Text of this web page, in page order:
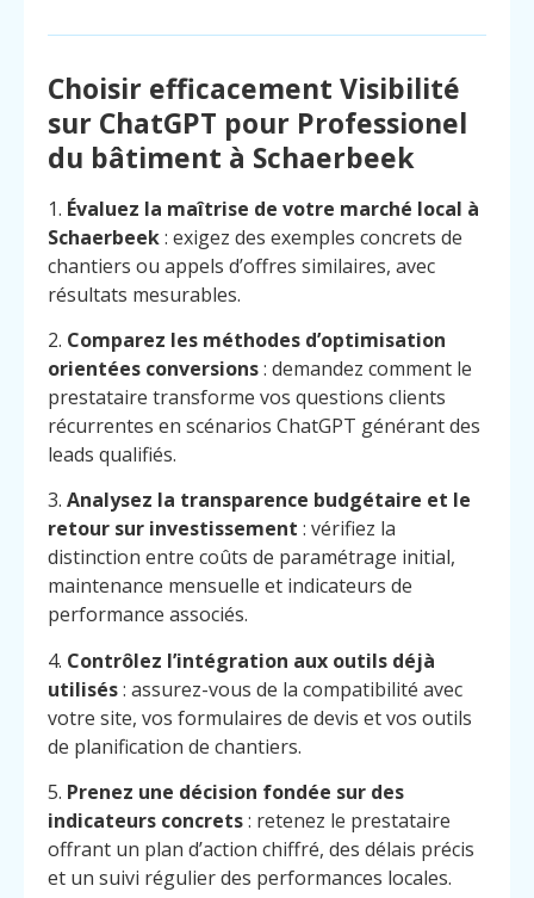
Appelez
Choisir efficacement Visibilité
sur ChatGPT pour Professionel
du bâtiment à Schaerbeek
1. Évaluez la maîtrise de votre marché local à
Schaerbeek: exigez des exemples concrets de
chantiers ou appels d’offres similaires, avec
résultats mesurables.
2. Comparez les méthodes d’optimisation
orientées conversions: demandez comment le
prestataire transforme vos questions clients
récurrentes en scénarios ChatGPT générant des
leads qualifiés.
3. Analysez la transparence budgétaire et le
retour sur investissement : vérifiez la
distinction entre coûts de paramétrage initial,
maintenance mensuelle et indicateurs de
performance associés.
4. Contrôlez l’intégration aux outils déjà
utilisés: assurez-vous de la compatibilité avec
votre site, vos formulaires de devis et vos outils
de planification de chantiers.
5. Prenez une décision fondée sur des
indicateurs concrets: retenez le prestataire
offrant un plan d’action chiffré, des délais précis
et un suivi régulier des performances locales.